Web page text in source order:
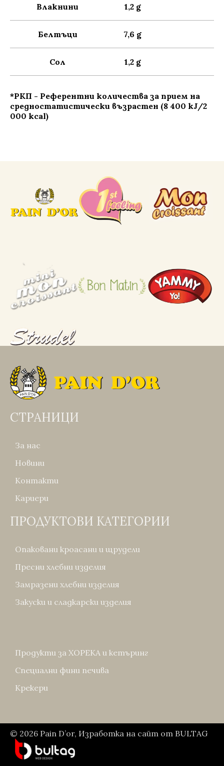
Влакнини 1,2 g
Белтъци 7,6 g
Сол 1,2 g
*РКП - Референтни количества за прием на
средностатистически възрастен (8 400 kJ/2
000 kcal)
СТРАНИЦИ
За нас
Новини
Контакти
Кариери
ПРОДУКТОВИ КАТЕГОРИИ
Опаковани кроасани и щрудели
Пресни хлебни изделия
Замразени хлебни изделия
Закуски и сладкарски изделия
Продукти за ХОРЕКА и кетъринг
Специални фини печива
Крекери
© 2026 Pain D’or, Изработка на сайт от BULTAG